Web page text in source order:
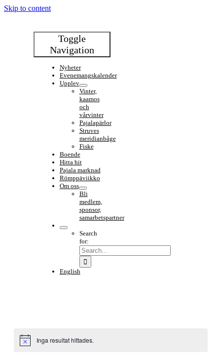
Skip to content
Toggle
Navigation
Nyheter
Evenemangskalender
Upplev
Vinter,
kaamos
och
vårvinter
Pajalapärlor
Struves
meridianbåge
Fiske
Boende
Hitta hit
Pajala marknad
Römppäviikko
Om oss
Bli
medlem,
sponsor,
samarbetspartner
Search
for:
English
Notice Inga resultat hittades.